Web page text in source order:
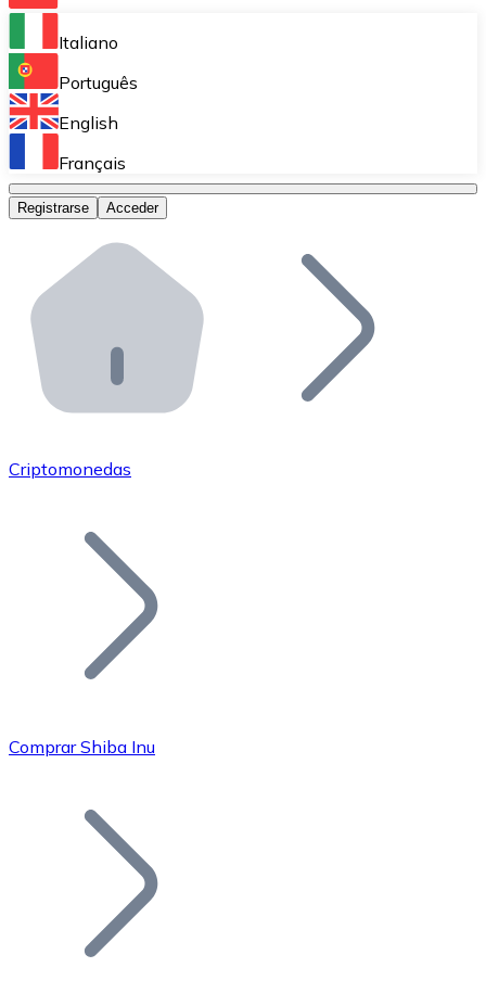
Bitnovo Ramp
Integra nuestra solución en tu plataforma.
Bitnovo Giftcards
Bitnovo OTC
Bitnovo ATM
Integra un ATM Bitnovo en tu negocio y permite que
Bitnovo API
Integra nuestra API en tu ecosistema.
Únete a nuestra red de distribuidores.
Añade tu proyecto a nuestro ecosistema.
Bitcoin
Italiano
Português
English
Français
Registrarse Acceder
Criptomonedas
Comprar Shiba Inu